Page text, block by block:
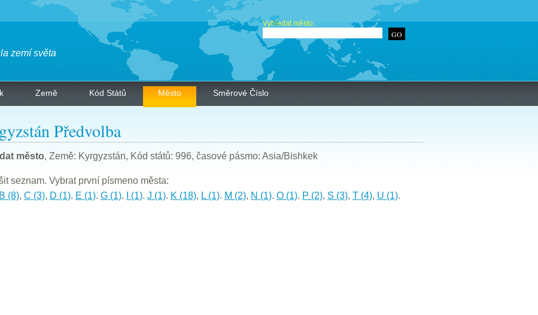
zemí světa
Vyhledat město:
Země Kód Států Město Směrové Číslo
Předvolba
město, Země: Kyrgyzstán, Kód států: 996, časové pásmo: Asia/Bishkek
seznam. Vybrat první písmeno města:
B (8), C (3), D (1). E (1). G (1). I (1). J (1). K (18), L (1). M (2), N (1). O (1). P (2), S (3), T (4), U (1).